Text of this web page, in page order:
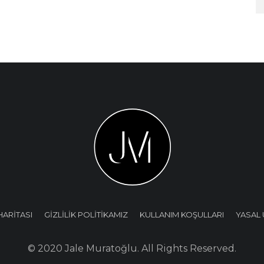
GİZLİLİK POLİTİKAMIZ KULLANIM KOŞULLARI YASAL
© 2020 Jale Muratoğlu. All Rights Reserved.